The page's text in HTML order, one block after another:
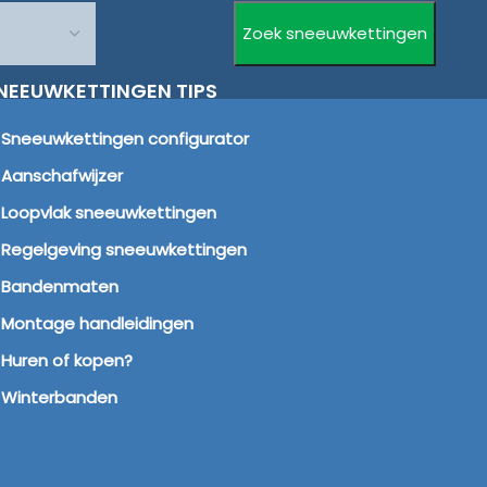
TIPS
Sneeuwkettingen configurator
Aanschafwijzer
Loopvlak sneeuwkettingen
Regelgeving sneeuwkettingen
Bandenmaten
Montage handleidingen
Huren of kopen?
Winterbanden